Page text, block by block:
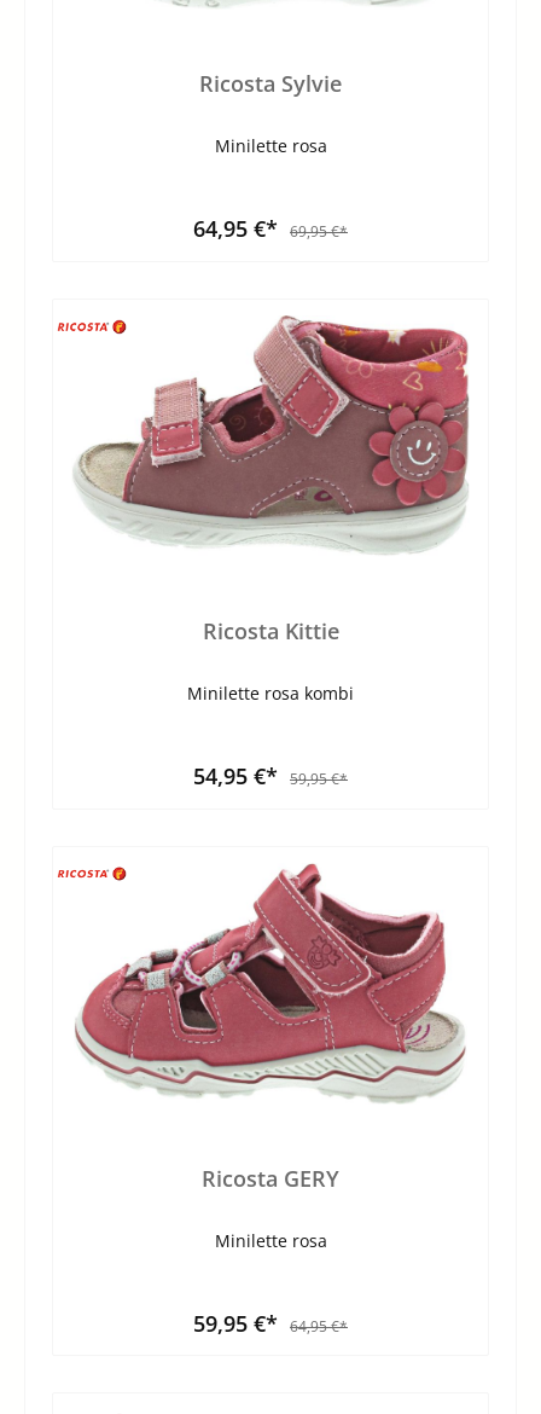
Ricosta Sylvie
Minilette rosa
64,95 €* 69,95 €*
Ricosta Kittie
Minilette rosa kombi
54,95 €* 59,95 €*
Ricosta GERY
Minilette rosa
59,95 €* 64,95 €*